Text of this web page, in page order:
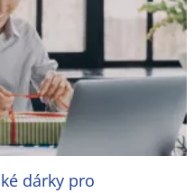
dárky pro